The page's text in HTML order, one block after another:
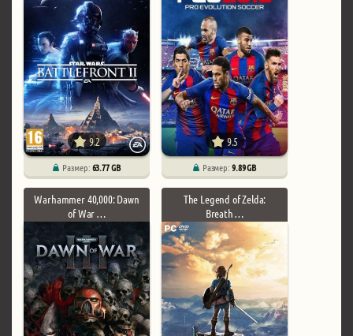
9.2
Размер:63.77 GB
9.5
Размер:9.89 GB
Warhammer 40,000: Dawn
of War …
The Legend of Zelda:
Breath …